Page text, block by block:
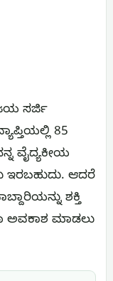
ಸರ್ಜಿ
85
ವೈದ್ಯಕೀಯ
ಇರಬಹುದು. ಆದರೆ
ಶಕ್ತಿ
ಅವಕಾಶ ಮಾಡಲು